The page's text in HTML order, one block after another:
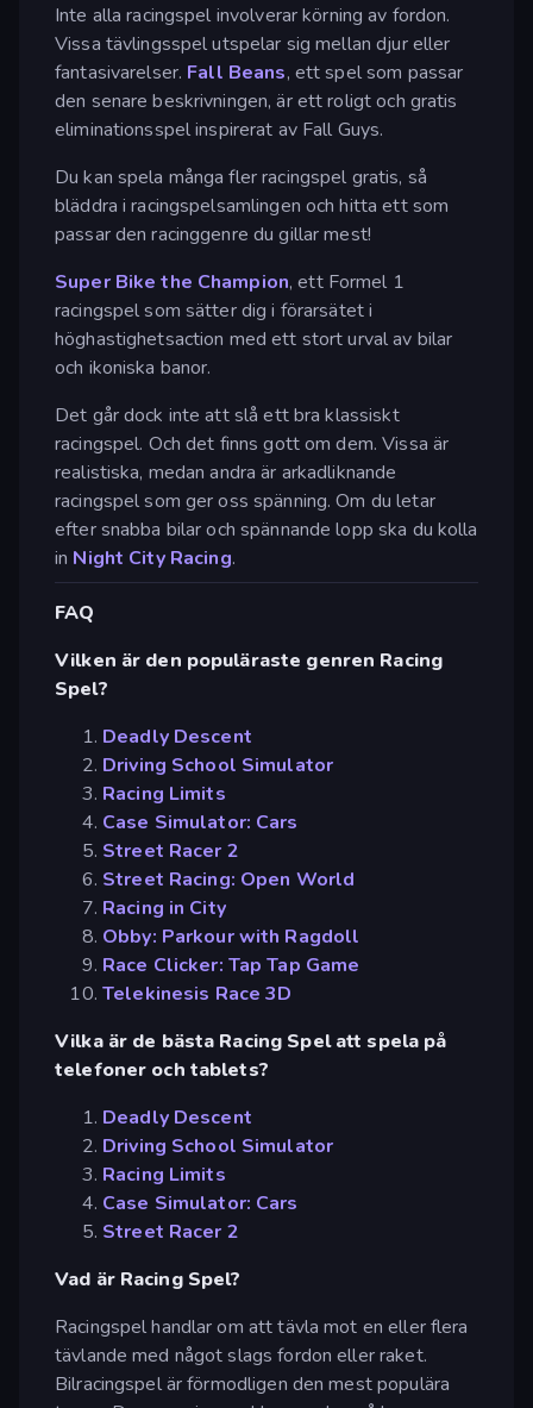
Inte alla racingspel involverar körning av fordon.
Vissa tävlingsspel utspelar sig mellan djur eller
fantasivarelser. Fall Beans, ett spel som passar
den senare beskrivningen, är ett roligt och gratis
eliminationsspel inspirerat av Fall Guys.
Du kan spela många fler racingspel gratis, så
bläddra i racingspelsamlingen och hitta ett som
passar den racinggenre du gillar mest!
Super Bike the Champion, ett Formel 1
racingspel som sätter dig i förarsätet i
höghastighetsaction med ett stort urval av bilar
och ikoniska banor.
Det går dock inte att slå ett bra klassiskt
racingspel. Och det finns gott om dem. Vissa är
realistiska, medan andra är arkadliknande
racingspel som ger oss spänning. Om du letar
efter snabba bilar och spännande lopp ska du kolla
in Night City Racing.
FAQ
Vilken är den populäraste genren Racing
Spel?
Deadly Descent
Driving School Simulator
Racing Limits
Case Simulator: Cars
Street Racer 2
Street Racing: Open World
Racing in City
Obby: Parkour with Ragdoll
Race Clicker: Tap Tap Game
Telekinesis Race 3D
Vilka är de bästa Racing Spel att spela på
telefoner och tablets?
Deadly Descent
Driving School Simulator
Racing Limits
Case Simulator: Cars
Street Racer 2
Vad är Racing Spel?
Racingspel handlar om att tävla mot en eller flera
tävlande med något slags fordon eller raket.
Bilracingspel är förmodligen den mest populära